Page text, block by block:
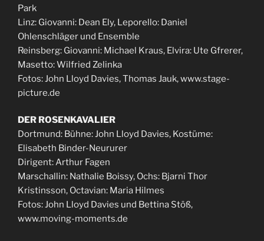
Park
Linz: Giovanni: Dean Ely, Leporello: Daniel
Ohlenschläger und Ensemble
Reinsberg: Giovanni: Michael Kraus, Elvira: Ute Gfrerer,
Masetto: Wilfried Zelinka
Fotos: John Lloyd Davies, Thomas Jauk, www.stage-
picture.de
DER ROSENKAVALIER
Dortmund: Bühne: John Lloyd Davies, Kostüme:
Elisabeth Binder-Neururer
Dirigent: Arthur Fagen
Marschallin: Nathalie Boissy, Ochs: Bjarni Thor
Kristinsson, Octavian: Maria Hilmes
Fotos: John Lloyd Davies und Bettina Stöß,
www.moving-moments.de